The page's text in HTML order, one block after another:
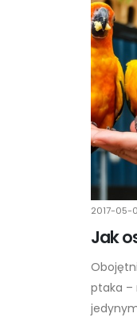
2017-05-
Jak
ptaka –